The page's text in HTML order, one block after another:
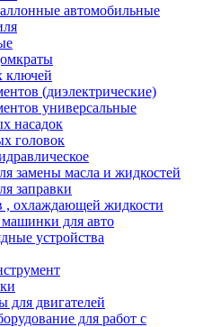
автомобильные
ключей
(диэлектрические)
универсальные
насадок
головок
замены масла и жидкостей
заправки
, охлаждающей жидкости
для авто
устройства
для двигателей
для работ с